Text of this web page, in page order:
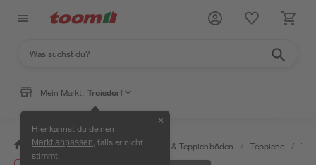
Mein Markt: Troisdorf
Hier kannst du deinen
Markt anpassen , falls er nicht
stimmt.
✕
/ Wohnen & Haushalt / Teppiche & Teppichböden / Teppiche /